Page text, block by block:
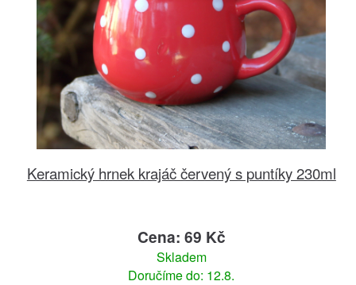
Keramický hrnek krajáč červený s puntíky 230ml
Cena: 69 Kč
Skladem
Doručíme do: 12.8.